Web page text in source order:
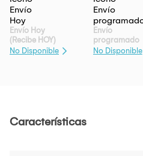
Envío Hoy
(Recibe HOY)
No Disponible
Envío
programado
No Disponible
Características